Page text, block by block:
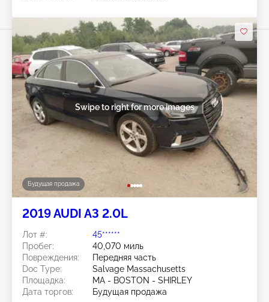
Будущая продажа
Swipe to right for more images
2019 AUDI A3 2.0L
Лот #:
45******
Пробег:
40,070 миль
Повреждения:
Передняя часть
Doc Type:
Salvage Massachusetts
Площадка:
MA - BOSTON - SHIRLEY
Дата торгов:
Будущая продажа